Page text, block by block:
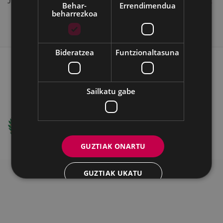
IRISGARRITASUNA
BATZORDEA
LEGE OHARRA
Ego Ibarra Batzordea - Eibarko Udala
Untzaga Plaza - 20600 Eibar
Behar-
beharrezkoa
Errendimendua
Bideratzea Funtzionaltasuna
Sailkatu gabe
GUZTIAK ONARTU
GUZTIAK UKATU